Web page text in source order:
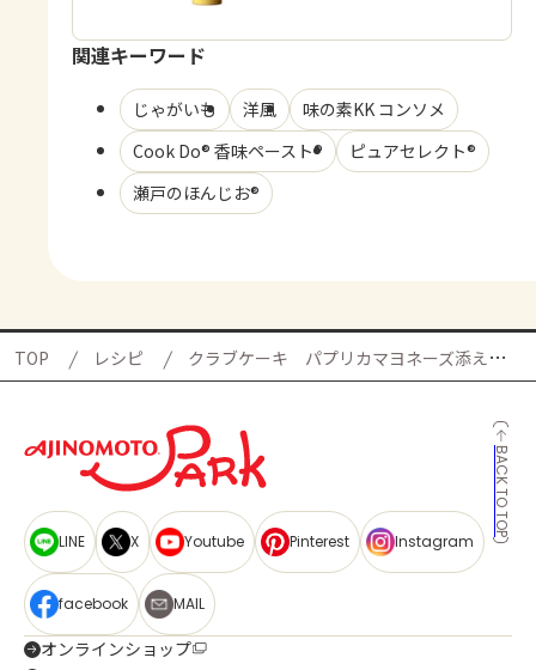
関連キーワード
じゃがいも 洋風
味の素KK コンソメ
Cook Do® 香味ペースト®
ピュアセレクト®
瀬戸のほんじお®
TOP レシピ クラブケーキ パプリカマヨネーズ添えの献立
BACK TO TOP
LINE X Youtube Pinterest Instagram
facebook MAIL
オンラインショップ